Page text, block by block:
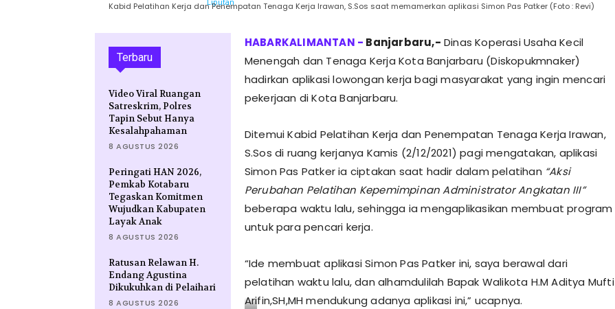
Kabid Pelatihan Kerja dan Penempatan Tenaga Kerja Irawan, S.Sos saat memamerkan aplikasi Simon Pas Patker (Foto : Revi)
Terbaru
Video Viral Ruangan
Satreskrim, Polres
Tapin Sebut Hanya
Kesalahpahaman
8 AGUSTUS 2026
Peringati HAN 2026,
Pemkab Kotabaru
Tegaskan Komitmen
Wujudkan Kabupaten
Layak Anak
8 AGUSTUS 2026
Ratusan Relawan H.
Endang Agustina
Dikukuhkan di Pelaihari
8 AGUSTUS 2026
Banjarbaru,- Dinas Koperasi Usaha Kecil
Menengah dan Tenaga Kerja Kota Banjarbaru (Diskopukmnaker)
hadirkan aplikasi lowongan kerja bagi masyarakat yang ingin mencari
pekerjaan di Kota Banjarbaru.
Ditemui Kabid Pelatihan Kerja dan Penempatan Tenaga Kerja Irawan,
S.Sos di ruang kerjanya Kamis (2/12/2021) pagi mengatakan, aplikasi
Simon Pas Patker ia ciptakan saat hadir dalam pelatihan “Aksi
Perubahan Pelatihan Kepemimpinan Administrator Angkatan III”
beberapa waktu lalu, sehingga ia mengaplikasikan membuat program
untuk para pencari kerja.
“Ide membuat aplikasi Simon Pas Patker ini, saya berawal dari
pelatihan waktu lalu, dan alhamdulilah Bapak Walikota H.M Aditya Mufti
Arifin,SH,MH mendukung adanya aplikasi ini,” ucapnya.